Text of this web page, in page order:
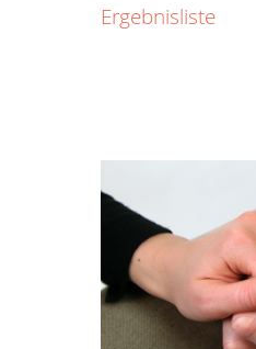
Ergebnisliste